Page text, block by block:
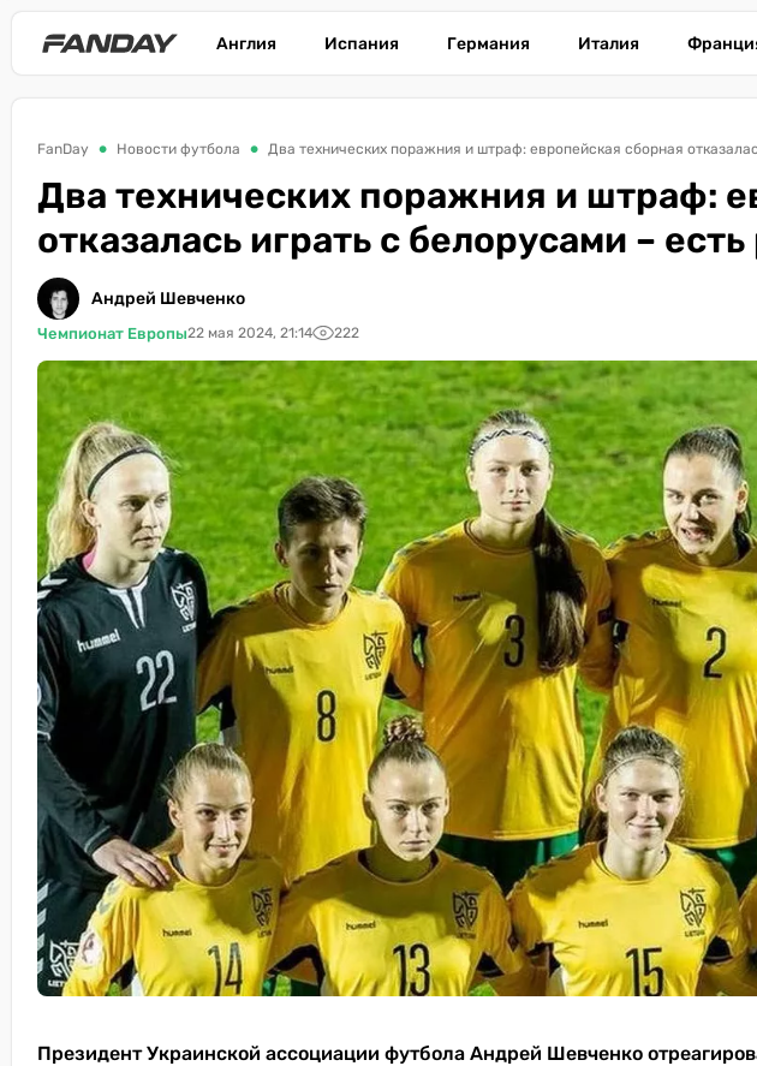
Англия Испания Германия Италия
FanDay Новости футбола Два технических поражния и штраф: европейская сборная
Два технических поражния и штраф:
отказалась играть с белорусами –
Андрей Шевченко
Чемпионат Европы22 мая 2024, 21:14 222
Президент Украинской ассоциации футбола Андрей Шевченко